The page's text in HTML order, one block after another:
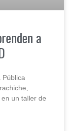
a
Pública
un taller de